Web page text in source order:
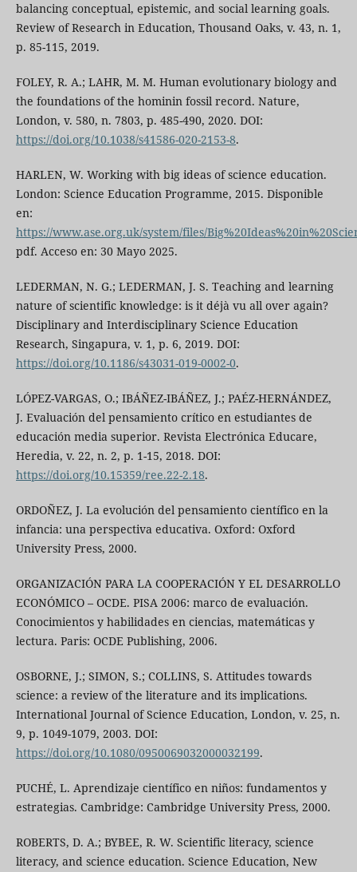
balancing conceptual, epistemic, and social learning goals.
Review of Research in Education, Thousand Oaks, v. 43, n. 1,
p. 85-115, 2019.
FOLEY, R. A.; LAHR, M. M. Human evolutionary biology and
the foundations of the hominin fossil record. Nature,
London, v. 580, n. 7803, p. 485-490, 2020. DOI:
https://doi.org/10.1038/s41586-020-2153-8.
HARLEN, W. Working with big ideas of science education.
London: Science Education Programme, 2015. Disponible
en:
https://www.ase.org.uk/system/files/
pdf. Acceso en: 30 Mayo 2025.
LEDERMAN, N. G.; LEDERMAN, J. S. Teaching and learning
nature of scientific knowledge: is it déjà vu all over again?
Disciplinary and Interdisciplinary Science Education
Research, Singapura, v. 1, p. 6, 2019. DOI:
https://doi.org/10.1186/s43031-019-0002-0.
LÓPEZ-VARGAS, O.; IBÁÑEZ-IBÁÑEZ, J.; PAÉZ-HERNÁNDEZ,
J. Evaluación del pensamiento crítico en estudiantes de
educación media superior. Revista Electrónica Educare,
Heredia, v. 22, n. 2, p. 1-15, 2018. DOI:
https://doi.org/10.15359/ree.22-2.18.
ORDOÑEZ, J. La evolución del pensamiento científico en la
infancia: una perspectiva educativa. Oxford: Oxford
University Press, 2000.
ORGANIZACIÓN PARA LA COOPERACIÓN Y EL DESARROLLO
ECONÓMICO – OCDE. PISA 2006: marco de evaluación.
Conocimientos y habilidades en ciencias, matemáticas y
lectura. Paris: OCDE Publishing, 2006.
OSBORNE, J.; SIMON, S.; COLLINS, S. Attitudes towards
science: a review of the literature and its implications.
International Journal of Science Education, London, v. 25, n.
9, p. 1049-1079, 2003. DOI:
https://doi.org/10.1080/0950069032000032199.
PUCHÉ, L. Aprendizaje científico en niños: fundamentos y
estrategias. Cambridge: Cambridge University Press, 2000.
ROBERTS, D. A.; BYBEE, R. W. Scientific literacy, science
literacy, and science education. Science Education, New